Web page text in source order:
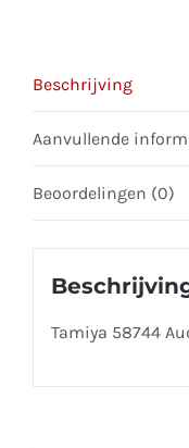
Beschrijving
Aanvullende
Beoordelingen (0)
Tamiya 58744